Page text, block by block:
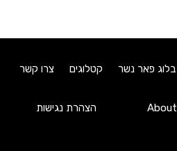
בלוג פאר נשר קטלוגים צרו קשר
הצהרת נגישות